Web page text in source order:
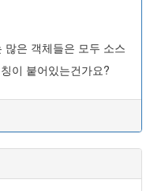
많은 객체들은 모두 소스
이 붙어있는건가요?